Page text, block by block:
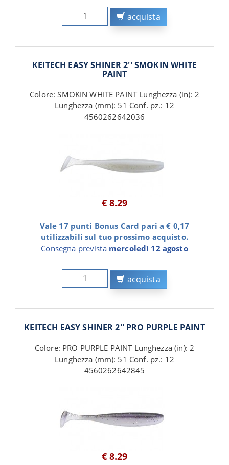
acquista
KEITECH EASY SHINER 2'' SMOKIN WHITE
PAINT
Colore: SMOKIN WHITE PAINT Lunghezza (in): 2
Lunghezza (mm): 51 Conf. pz.: 12
4560262642036
€ 8.29
Vale 17 punti Bonus Card pari a € 0,17
utilizzabili sul tuo prossimo acquisto.
Consegna prevista mercoledì 12 agosto
acquista
KEITECH EASY SHINER 2'' PRO PURPLE PAINT
Colore: PRO PURPLE PAINT Lunghezza (in): 2
Lunghezza (mm): 51 Conf. pz.: 12
4560262642845
€ 8.29